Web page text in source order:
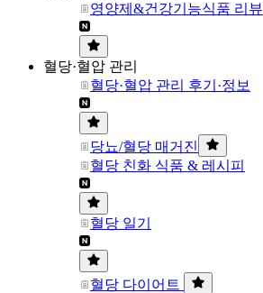
영양제&건강기능식품 리뷰
혈당·혈압 관리
혈당·혈압 관리 후기·정보
당뇨/혈당 매거진
혈당 친화 식품 & 레시피
혈당 일기
혈당 다이어트